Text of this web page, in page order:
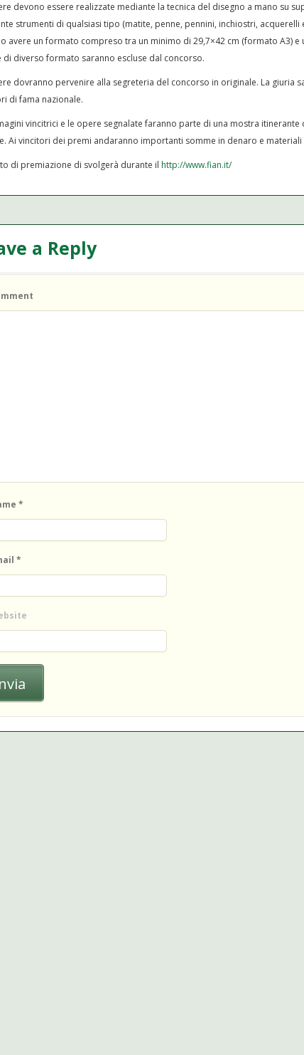
devono essere realizzate mediante la tecnica del disegno a mano su
strumenti di qualsiasi tipo (matite, penne, pennini, inchiostri, acquerelli
avere un formato compreso tra un minimo di 29,7×42 cm (formato A3) e
di diverso formato saranno escluse dal concorso.
dovranno pervenire alla segreteria del concorso in originale. La giuria
di fama nazionale.
vincitrici e le opere segnalate faranno parte di una mostra itinerante
Ai vincitori dei premi andaranno importanti somme in denaro e materiali
di premiazione di svolgerà durante il http://www.fian.it/
a Reply
*
*